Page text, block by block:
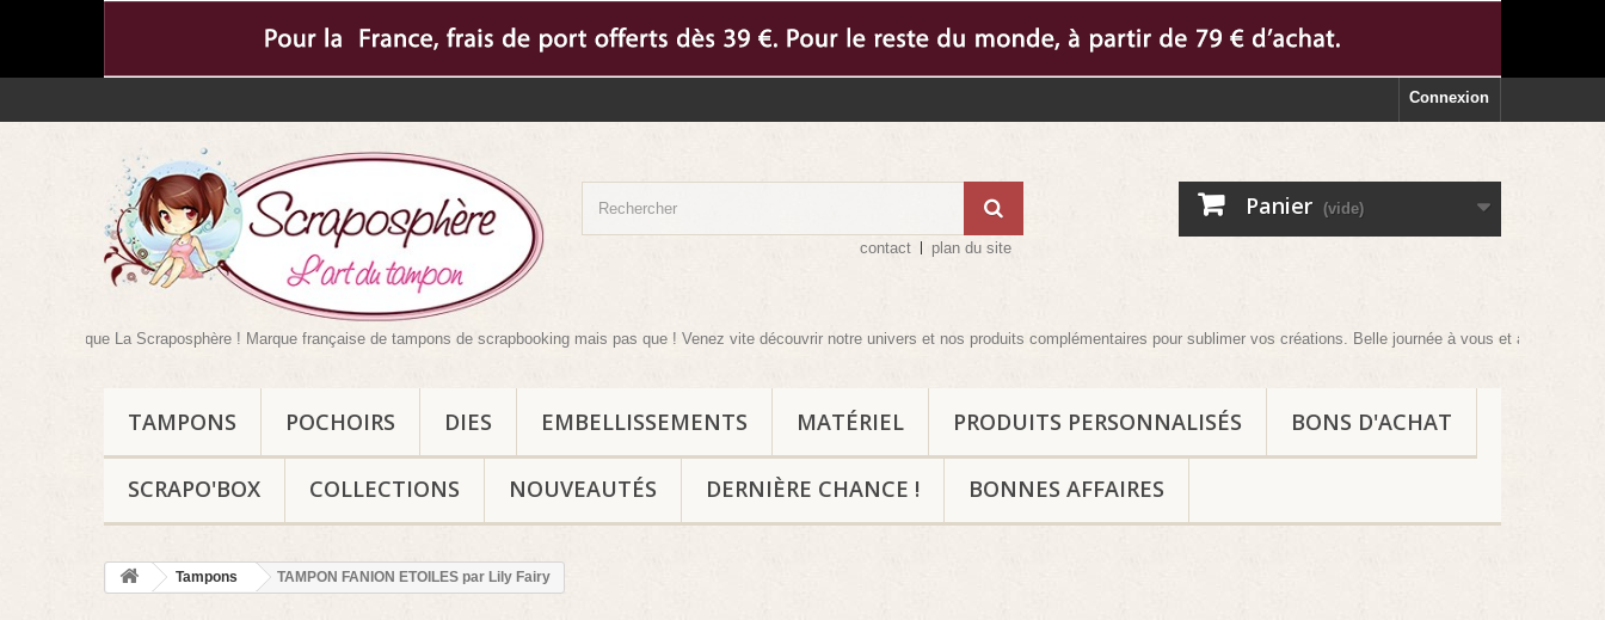
Connexion
Panier (vide)
contact plan du site
La Scraposphère ! Marque française de tampons de scrapbooking mais pas que ! Venez vite découvrir notre univers et nos produits complémentaires pour sublimer vos créations. Belle journée à vous et au plaisir !
TAMPONS POCHOIRS DIES EMBELLISSEMENTS MATÉRIEL PRODUITS PERSONNALISÉS BONS D'ACHAT
SCRAPO'BOX COLLECTIONS NOUVEAUTÉS DERNIÈRE CHANCE ! BONNES AFFAIRES
Tampons TAMPON FANION ETOILES par Lily Fairy